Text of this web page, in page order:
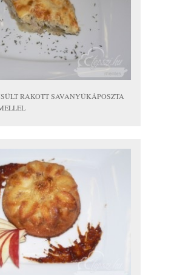
RAKOTT SAVANYÚKÁPOSZTA